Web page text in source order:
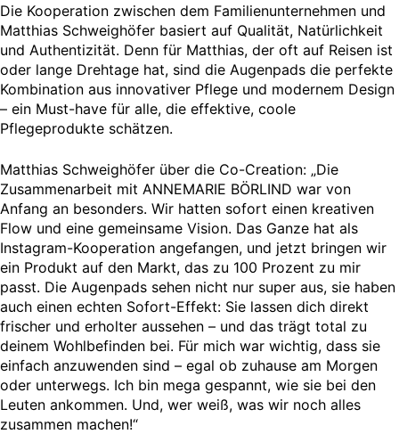
Die Kooperation zwischen dem Familienunternehmen und
Matthias Schweighöfer basiert auf Qualität, Natürlichkeit
und Authentizität. Denn für Matthias, der oft auf Reisen ist
oder lange Drehtage hat, sind die Augenpads die perfekte
Kombination aus innovativer Pflege und modernem Design
– ein Must-have für alle, die effektive, coole
Pflegeprodukte schätzen.
Matthias Schweighöfer über die Co-Creation: „Die
Zusammenarbeit mit ANNEMARIE BÖRLIND war von
Anfang an besonders. Wir hatten sofort einen kreativen
Flow und eine gemeinsame Vision. Das Ganze hat als
Instagram-Kooperation angefangen, und jetzt bringen wir
ein Produkt auf den Markt, das zu 100 Prozent zu mir
passt. Die Augenpads sehen nicht nur super aus, sie haben
auch einen echten Sofort-Effekt: Sie lassen dich direkt
frischer und erholter aussehen – und das trägt total zu
deinem Wohlbefinden bei. Für mich war wichtig, dass sie
einfach anzuwenden sind – egal ob zuhause am Morgen
oder unterwegs. Ich bin mega gespannt, wie sie bei den
Leuten ankommen. Und, wer weiß, was wir noch alles
zusammen machen!“